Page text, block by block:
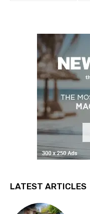
LATEST ARTICLES